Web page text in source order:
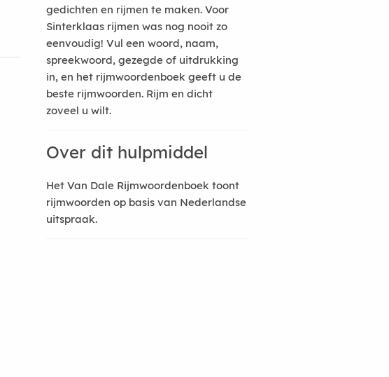
gedichten en rijmen te maken. Voor
Sinterklaas rijmen was nog nooit zo
eenvoudig! Vul een woord, naam,
spreekwoord, gezegde of uitdrukking
in, en het rijmwoordenboek geeft u de
beste rijmwoorden. Rijm en dicht
zoveel u wilt.
Over dit hulpmiddel
Het Van Dale Rijmwoordenboek toont
rijmwoorden op basis van Nederlandse
uitspraak.